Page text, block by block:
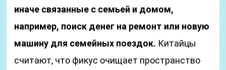
иначе связанные с семьей и домом,
например, поиск денег на ремонт или новую
машину для семейных поездок. Китайцы
считают, что фикус очищает пространство